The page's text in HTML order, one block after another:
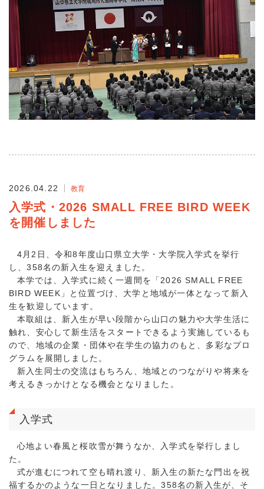
2026.04.22 教育
入学式・2026 SMALL FREE BIRD WEEK
を開催しました
4月2日、令和8年度山口県立大学・大学院入学式を挙行
し、358名の新入生を迎えました。
本学では、入学式に続く一週間を「2026 SMALL FREE
BIRD WEEK」と位置づけ、大学と地域が一体となって新入
生を歓迎しています。
本取組は、新入生が早い段階から山口の魅力や大学生活に
触れ、安心して新生活をスタートできるよう実施しているも
ので、地域の企業・団体や在学生の協力のもと、多彩なプロ
グラムを展開しました。
新入生同士の交流はもちろん、地域とのつながりや将来を
考えるきっかけとなる機会となりました。
入学式
心地よい春風と桜吹雪が舞うなか、入学式を挙行しまし
た。
式が進むにつれて空も晴れ渡り、新入生の新たな門出を祝
福するかのような一日となりました。358名の新入生が、そ